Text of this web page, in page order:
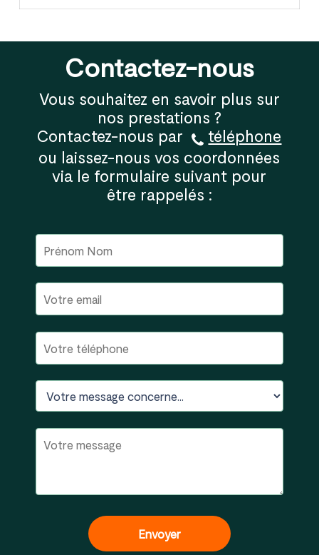
Contactez-nous
Vous souhaitez en savoir plus sur
nos prestations ?
Contactez-nous par
téléphone
ou laissez-nous vos coordonnées
via le formulaire suivant pour
être rappelés :